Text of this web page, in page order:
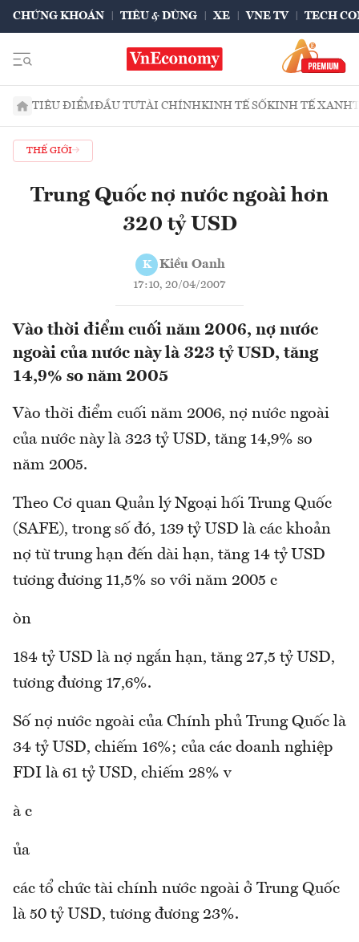
CHỨNG KHOÁN TIÊU & DÙNG XE VNE TV TECH
TIÊU ĐIỂMĐẦU TƯTÀI CHÍNHKINH TẾ SỐKINH TẾ XANH
THẾ GIỚI
Trung Quốc nợ nước ngoài hơn
320 tỷ USD
K Kiều Oanh
17:10, 20/04/2007
Vào thời điểm cuối năm 2006, nợ nước
ngoài của nước này là 323 tỷ USD, tăng
14,9% so năm 2005
Vào thời điểm cuối năm 2006, nợ nước ngoài
của nước này là 323 tỷ USD, tăng 14,9% so
năm 2005.
Theo Cơ quan Quản lý Ngoại hối Trung Quốc
(SAFE), trong số đó, 139 tỷ USD là các khoản
nợ từ trung hạn đến dài hạn, tăng 14 tỷ USD
tương đương 11,5% so với năm 2005 c
òn
184 tỷ USD là nợ ngắn hạn, tăng 27,5 tỷ USD,
tương đương 17,6%.
Số nợ nước ngoài của Chính phủ Trung Quốc là
34 tỷ USD, chiếm 16%; của các doanh nghiệp
FDI là 61 tỷ USD, chiếm 28% v
à c
ủa
các tổ chức tài chính nước ngoài ở Trung Quốc
là 50 tỷ USD, tương đương 23%.